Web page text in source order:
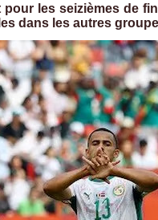
les seizièmes de
dans les autres